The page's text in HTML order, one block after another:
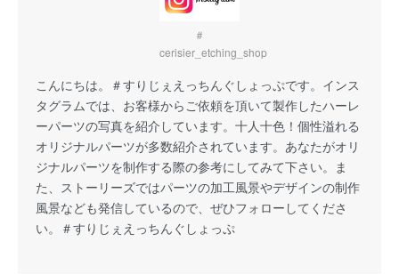
＃
cerisier_etching_shop
こんにちは。 ＃すりじぇえっちんぐしょっぷです。インス
タグラムでは、お客様からご依頼を頂いて製作したハーレ
ーパーツの写真を紹介しています。十人十色！個性溢れる
オリジナルパーツが多数紹介されています。あなたがオリ
ジナルパーツを制作する際の参考にしてみて下さい。ま
た、ストーリーズではパーツの加工風景やデザインの制作
風景なども発信しているので、ぜひフォローしてくださ
い。
＃すりじぇえっちんぐしょっぷ